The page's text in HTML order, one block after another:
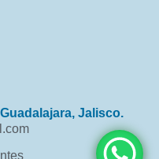
Jalisco.